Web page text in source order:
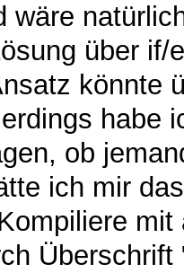
wäre
über if/
könnte
habe
ob
ich mir